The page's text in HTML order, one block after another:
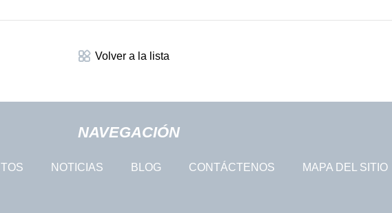
Volver a la lista
NAVEGACIÓN
NOTICIAS BLOG CONTÁCTENOS MAPA DEL SITIO